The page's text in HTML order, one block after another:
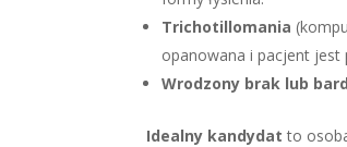
Trichotillomania
opanowana i pacjent jest
Wrodzony brak lub
Idealny kandydat to